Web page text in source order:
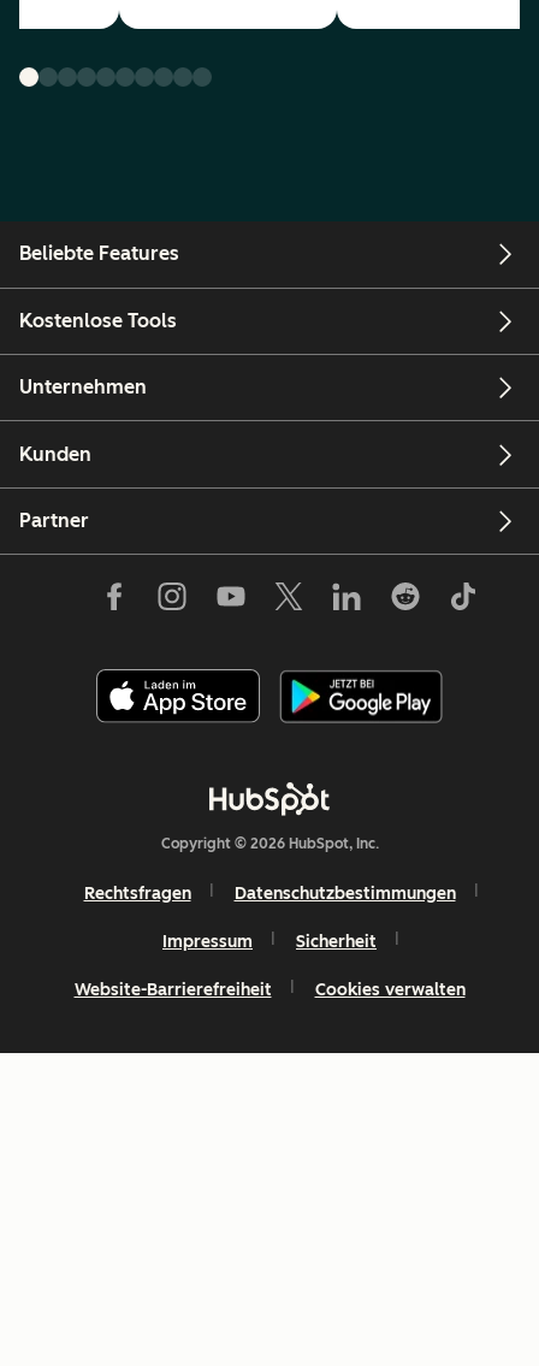
Beliebte Features
Kostenlose Tools
Unternehmen
Kunden
Partner
Copyright © 2026 HubSpot, Inc.
Rechtsfragen Datenschutzbestimmungen
Impressum Sicherheit
Website-Barrierefreiheit Cookies verwalten